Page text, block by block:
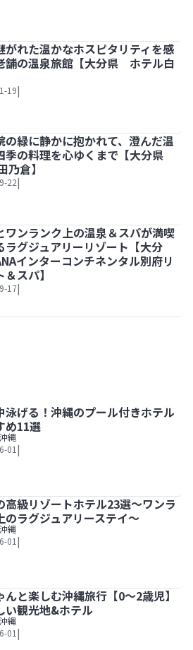
の絶景を満喫【大分県 杉乃井ホ
ピタリティを感じる老舗の温泉旅
がれた温かなホスピタリティを感
舗の温泉旅館【大分県 ホテル白
19|
れて、澄んだ温泉と四季の料理を
の緑に静かに抱かれて、澄んだ温
季の料理を心ゆくまで【大分県
乃倉】
22|
泉＆スパが満喫できるラグジュ
ワンランク上の温泉＆スパが満喫
ラグジュアリーリゾート【大分
インターコンチネンタル別府リ
スパ】
17|
ール付きホテルおすすめ11選
泳げる！沖縄のプール付きホテル
め11選
沖縄
01 |
ル23選～ワンランク上のラグジュ
高級リゾートホテル23選～ワンラ
のラグジュアリーステイ～
沖縄
01 |
んと楽しむ沖縄旅行【0～2歳児】
い観光地&ホテル
沖縄
01 |